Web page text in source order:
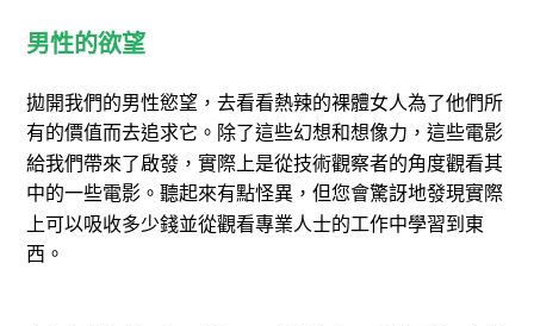
男性的欲望
拋開我們的男性慾望，去看看熱辣的裸體女人為了他們所
有的價值而去追求它。除了這些幻想和想像力，這些電影
給我們帶來了啟發，實際上是從技術觀察者的角度觀看其
中的一些電影。聽起來有點怪異，但您會驚訝地發現實際
上可以吸收多少錢並從觀看專業人士的工作中學習到東
西。